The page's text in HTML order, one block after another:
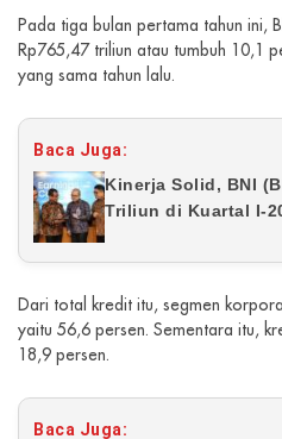
Pada tiga bulan pertama tahun ini,
Rp765,47 triliun atau tumbuh 10,1
yang sama tahun lalu.
Baca Juga:
Kinerja Solid, BNI
Triliun di Kuartal I-
Dari total kredit itu, segmen
yaitu 56,6 persen. Sementara itu,
18,9 persen.
Baca Juga: